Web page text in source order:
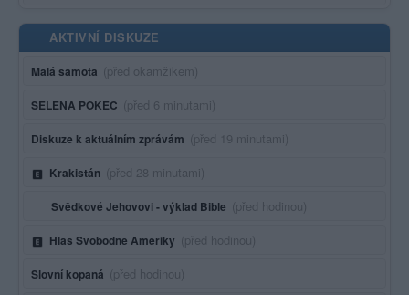
AKTIVNÍ DISKUZE
Malá samota Poslední aktivita:
(před okamžikem)
SELENA POKEC Poslední aktivita:
(před 6 minutami)
Diskuze k aktuálním zprávám Poslední aktivita:
(před 19 minutami)
Krakistán Poslední aktivita:
(před 28 minutami)
Svědkové Jehovovi - výklad Bible Poslední aktivita:
(před hodinou)
Hlas Svobodne Ameriky Poslední aktivita:
(před hodinou)
Slovní kopaná Poslední aktivita:
(před hodinou)